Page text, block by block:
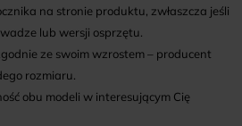
na stronie produktu, zwłaszcza jeśli
lub wersji osprzętu.
ze swoim wzrostem – producent
rozmiaru.
obu modeli w interesującym Cię